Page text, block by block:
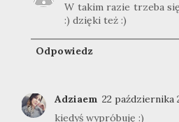
W takim razie trzeba
:) dzięki też :)
Odpowiedz
Adziaem 22 października
kiedyś wypróbuję :)